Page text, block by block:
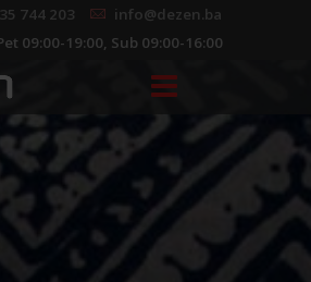
744 203
info@dezen.ba
09:00-19:00, Sub 09:00-16:00